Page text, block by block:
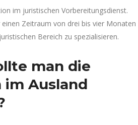
im juristischen Vorbereitungsdienst.
Zeitraum von drei bis vier Monaten
Bereich zu spezialisieren.
man die
Ausland